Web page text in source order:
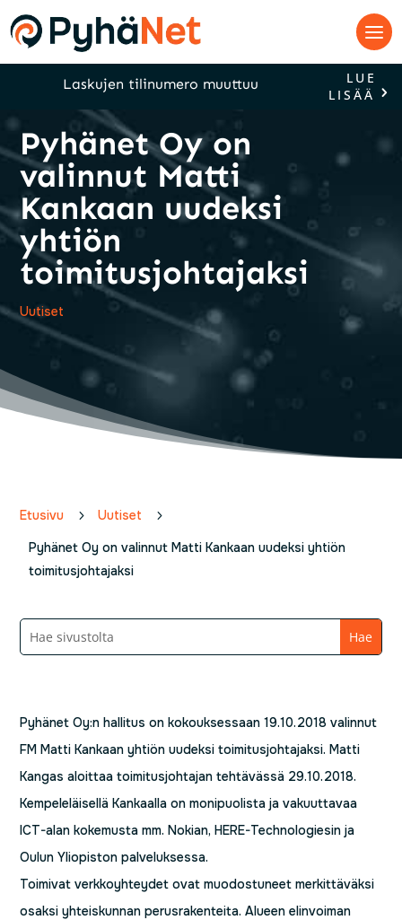
Laskujen tilinumero muuttuu
LUE
LISÄÄ
Pyhänet Oy on
valinnut Matti
Kankaan uudeksi
yhtiön
toimitusjohtajaksi
Uutiset
Etusivu 5 Uutiset
5
Pyhänet Oy on valinnut Matti Kankaan uudeksi yhtiön
toimitusjohtajaksi
Pyhänet Oy:n hallitus on kokouksessaan 19.10.2018 valinnut
FM Matti Kankaan yhtiön uudeksi toimitusjohtajaksi. Matti
Kangas aloittaa toimitusjohtajan tehtävässä 29.10.2018.
Kempeleläisellä Kankaalla on monipuolista ja vakuuttavaa
ICT-alan kokemusta mm. Nokian, HERE-Technologiesin ja
Oulun Yliopiston palveluksessa.
Toimivat verkkoyhteydet ovat muodostuneet merkittäväksi
osaksi yhteiskunnan perusrakenteita. Alueen elinvoiman